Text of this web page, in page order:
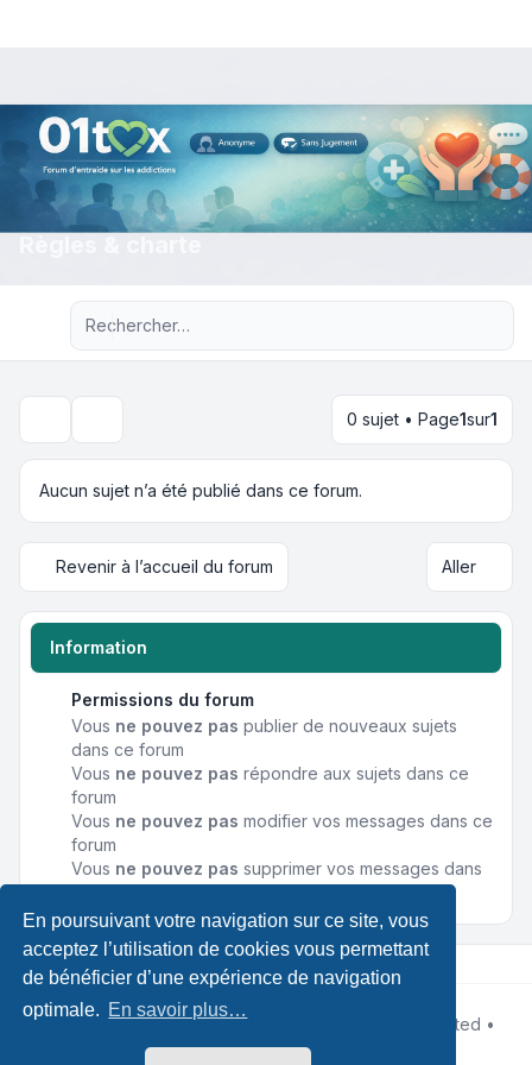
En poursuivant votre navigation sur ce site, vous
acceptez l’utilisation de cookies vous permettant
de bénéficier d’une expérience de navigation
optimale. En savoir plus…
Recherche avancée
0 sujet • Page1sur1
Aucun sujet n’a été publié dans ce forum.
Revenir à l’accueil du forum Aller
Information
Permissions du forum
Vous ne pouvez pas publier de nouveaux sujets
dans ce forum
Vous ne pouvez pas répondre aux sujets dans ce
forum
Vous ne pouvez pas modifier vos messages dans ce
forum
Vous ne pouvez pas supprimer vos messages dans
Développé parphpBB® Forum Software © phpBB Limited •
Leenoz